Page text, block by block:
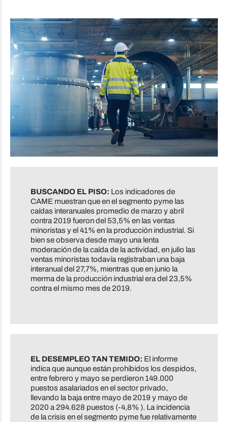
BUSCANDO EL PISO: Los indicadores de
CAME muestran que en el segmento pyme las
caídas interanuales promedio de marzo y abril
contra 2019 fueron del 53,5% en las ventas
minoristas y el 41% en la producción industrial. Si
bien se observa desde mayo una lenta
moderación de la caída de la actividad, en julio las
ventas minoristas todavía registraban una baja
interanual del 27,7%, mientras que en junio la
merma de la producción industrial era del 23,5%
contra el mismo mes de 2019.
EL DESEMPLEO TAN TEMIDO: El informe
indica que aunque están prohibidos los despidos,
entre febrero y mayo se perdieron 149.000
puestos asalariados en el sector privado,
llevando la baja entre mayo de 2019 y mayo de
2020 a 294.628 puestos (-4,8% ). La incidencia
de la crisis en el segmento pyme fue relativamente